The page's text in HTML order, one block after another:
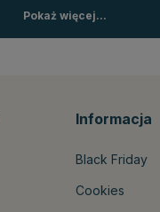
Pokaż więcej...
Informacja
Black Friday
Cookies